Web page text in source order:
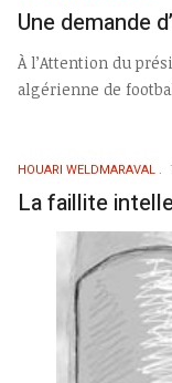
Une demande
À l’Attention du
algérienne de
HOUARI WELDMARAVAL
La faillite